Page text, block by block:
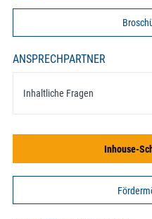
ANSPRECHPARTNER
Inhaltliche Fragen
Inhouse-